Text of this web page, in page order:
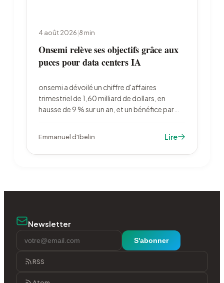
4 août 2026|8 min
Onsemi relève ses objectifs grâce aux
puces pour data centers IA
onsemi a dévoilé un chiffre d'affaires
trimestriel de 1,60 milliard de dollars, en
hausse de 9 % sur un an, et un bénéfice par
qu'un doublement de ses revenus liés aux
centres de données d'IA en 2026.
Emmanuel d'Ibelin Lire
Newsletter
S'abonner
RSS